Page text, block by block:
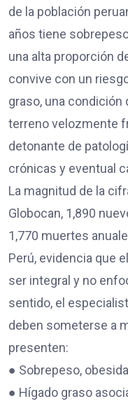
de la población
años tiene
una alta proporción
convive con un
graso, una condición
terreno velozmente
detonante de
crónicas y eventual
La magnitud de la
Globocan, 1,890
1,770 muertes
Perú, evidencia que
ser integral y no
sentido, el
deben someterse a
presenten:
● Sobrepeso,
● Hígado graso